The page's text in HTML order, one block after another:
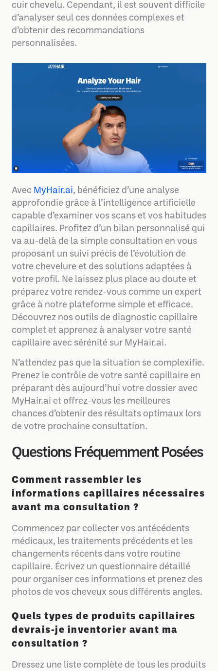
cuir chevelu. Cependant, il est souvent difficile
d’analyser seul ces données complexes et
d’obtenir des recommandations
personnalisées.
Avec MyHair.ai, bénéficiez d’une analyse
approfondie grâce à l’intelligence artificielle
capable d’examiner vos scans et vos habitudes
capillaires. Profitez d’un bilan personnalisé qui
va au-delà de la simple consultation en vous
proposant un suivi précis de l’évolution de
votre chevelure et des solutions adaptées à
votre profil. Ne laissez plus place au doute et
préparez votre rendez-vous comme un expert
grâce à notre plateforme simple et efficace.
Découvrez nos outils de diagnostic capillaire
complet et apprenez à analyser votre santé
capillaire avec sérénité sur MyHair.ai.
N’attendez pas que la situation se complexifie.
Prenez le contrôle de votre santé capillaire en
préparant dès aujourd’hui votre dossier avec
MyHair.ai et offrez-vous les meilleures
chances d’obtenir des résultats optimaux lors
de votre prochaine consultation.
Questions Fréquemment Posées
Comment rassembler les
informations capillaires nécessaires
avant ma consultation ?
Commencez par collecter vos antécédents
médicaux, les traitements précédents et les
changements récents dans votre routine
capillaire. Écrivez un questionnaire détaillé
pour organiser ces informations et prenez des
photos de vos cheveux sous différents angles.
Quels types de produits capillaires
devrais-je inventorier avant ma
consultation ?
Dressez une liste complète de tous les produits